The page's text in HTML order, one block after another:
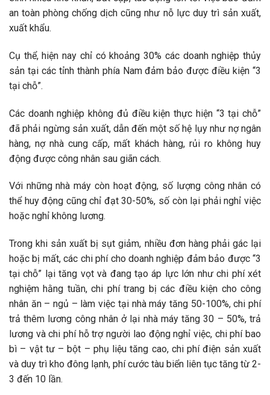
an toàn phòng chống dịch cũng như nỗ lực duy trì sản xuất,
xuất khẩu.
Cụ thể, hiện nay chỉ có khoảng 30% các doanh nghiệp thủy
sản tại các tỉnh thành phía Nam đảm bảo được điều kiện “3
tại chỗ”.
Các doanh nghiệp không đủ điều kiện thực hiện “3 tại chỗ”
đã phải ngừng sản xuất, dẫn đến một số hệ lụy như nợ ngân
hàng, nợ nhà cung cấp, mất khách hàng, rủi ro không huy
động được công nhân sau giãn cách.
Với những nhà máy còn hoạt động, số lượng công nhân có
thể huy động cũng chỉ đạt 30-50%, số còn lại phải nghỉ việc
hoặc nghỉ không lương.
Trong khi sản xuất bị sụt giảm, nhiều đơn hàng phải gác lại
hoặc bị mất, các chi phí cho doanh nghiệp đảm bảo được “3
tại chỗ” lại tăng vọt và đang tạo áp lực lớn như chi phí xét
nghiệm hằng tuần, chi phí trang bị các điều kiện cho công
nhân ăn – ngủ – làm việc tại nhà máy tăng 50-100%, chi phí
trả thêm lương công nhân ở lại nhà máy tăng 30 – 50%, trả
lương và chi phí hỗ trợ người lao động nghỉ việc, chi phí bao
bì – vật tư – bột – phụ liệu tăng cao, chi phí điện sản xuất
và duy trì kho đông lạnh, phí cước tàu biển liên tục tăng từ 2-
3 đến 10 lần.